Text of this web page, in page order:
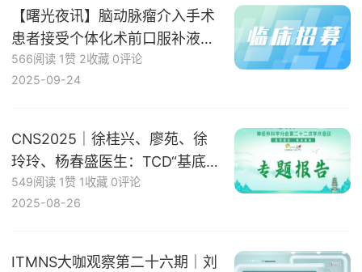
【曙光夜讯】脑动脉瘤介入手术
患者接受个体化术前口服补液以
探究其对术后脑卒中发生率影响
的临床试验
566阅读 1赞 2收藏 0评论
2025-09-24
CNS2025｜徐桂兴、廖苑、徐
玲玲、杨春盛医生：TCD“基底动
脉”血流评估在急性脑干出血诊治
中的应用及效果初分析
549阅读 1赞 1收藏 0评论
2025-08-26
ITMNS大咖观察第二十六期｜刘